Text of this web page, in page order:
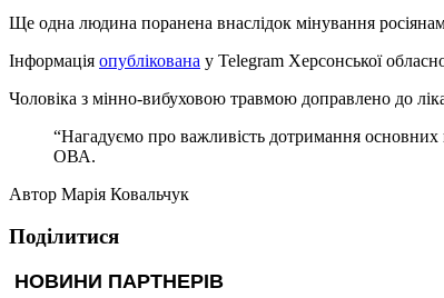
Ще одна людина поранена внаслідок мінування
Інформація опублікована у Telegram Херсонської
Чоловіка з мінно-вибуховою травмою доправлено до
“Нагадуємо про важливість дотримання основних
ОВА.
Автор Марія Ковальчук
Поділитися